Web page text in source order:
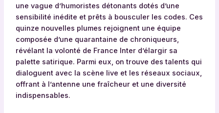
une vague d’humoristes détonants dotés d’une
sensibilité inédite et prêts à bousculer les codes. Ces
quinze nouvelles plumes rejoignent une équipe
composée d’une quarantaine de chroniqueurs,
révélant la volonté de France Inter d’élargir sa
palette satirique. Parmi eux, on trouve des talents qui
dialoguent avec la scène live et les réseaux sociaux,
offrant à l’antenne une fraîcheur et une diversité
indispensables.